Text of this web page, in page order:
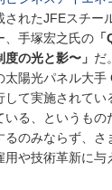
されたJFEスチー
、手塚宏之氏の「
の光と影〜」 だ。
陽光パネル大手
て実施されてい
る、というもの
のみならず、さ
用や技術革新に与